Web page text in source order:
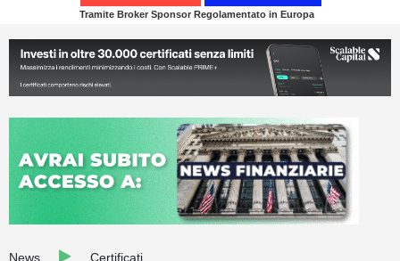
Calendario economico
Webinar
Servizi
Trading
Education
Tramite Broker Sponsor Regolamentato in Europa
News Certificati